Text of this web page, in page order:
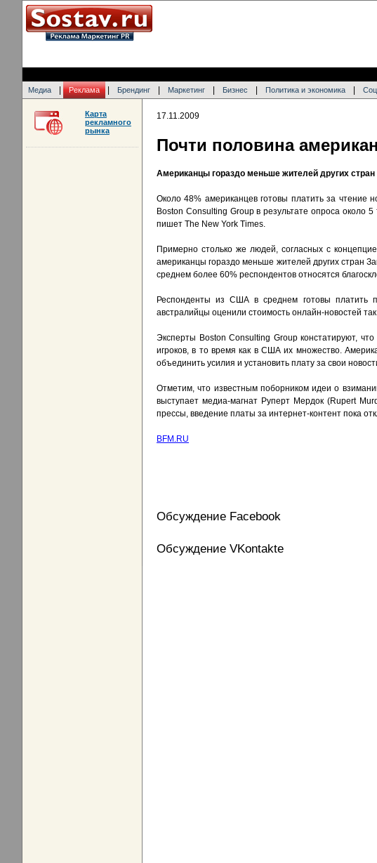
Медиа Реклама Брендинг Маркетинг Бизнес Политика и экономика
17.11.2009
Почти половина
Американцы гораздо меньше жителей других стран
Около 48% американцев готовы платить за чтение
Boston Consulting Group в результате опроса
пишет The New York Times.
Примерно столько же людей, согласных с
американцы гораздо меньше жителей других стран
среднем более 60% респондентов относятся
Респонденты из США в среднем готовы платить
австралийцы оценили стоимость онлайн-новостей
Эксперты Boston Consulting Group констатируют,
игроков, в то время как в США их множество.
объединить усилия и установить плату за свои
Отметим, что известным поборником идеи о
выступает медиа-магнат Руперт Мердок (Rupert
прессы, введение платы за интернет-контент пока
BFM.RU
Обсуждение Facebook
Обсуждение VKontakte
Карта
рекламного
рынка